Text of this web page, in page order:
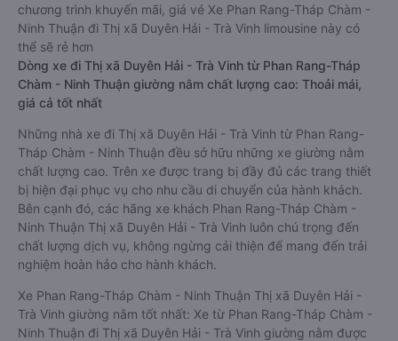
chương trình khuyến mãi, giá vé Xe Phan Rang-Tháp Chàm -
Ninh Thuận đi Thị xã Duyên Hải - Trà Vinh limousine này có
thể sẽ rẻ hơn
Dòng xe đi Thị xã Duyên Hải - Trà Vinh từ Phan Rang-Tháp
Chàm - Ninh Thuận giường nằm chất lượng cao: Thoải mái,
giá cả tốt nhất
Những nhà xe đi Thị xã Duyên Hải - Trà Vinh từ Phan Rang-
Tháp Chàm - Ninh Thuận đều sở hữu những xe giường nằm
chất lượng cao. Trên xe được trang bị đầy đủ các trang thiết
bị hiện đại phục vụ cho nhu cầu di chuyển của hành khách.
Bên cạnh đó, các hãng xe khách Phan Rang-Tháp Chàm -
Ninh Thuận Thị xã Duyên Hải - Trà Vinh luôn chú trọng đến
chất lượng dịch vụ, không ngừng cải thiện để mang đến trải
nghiệm hoàn hảo cho hành khách.
Xe Phan Rang-Tháp Chàm - Ninh Thuận Thị xã Duyên Hải -
Trà Vinh giường nằm tốt nhất: Xe từ Phan Rang-Tháp Chàm -
Ninh Thuận đi Thị xã Duyên Hải - Trà Vinh giường nằm được